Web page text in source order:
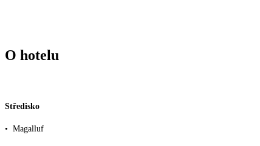
O hotelu
Středisko
• Magalluf